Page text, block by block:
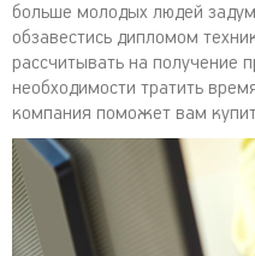
больше молодых людей
обзавестись дипломом
рассчитывать на получение
необходимости тратить
компания поможет вам